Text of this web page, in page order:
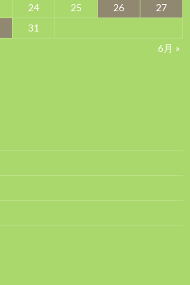
24 25 26
27
31
6月 »